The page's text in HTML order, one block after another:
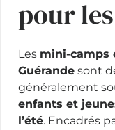
pour
Les mini-camps
Guérandesont
généralement
enfants et
l’été. Encadrés